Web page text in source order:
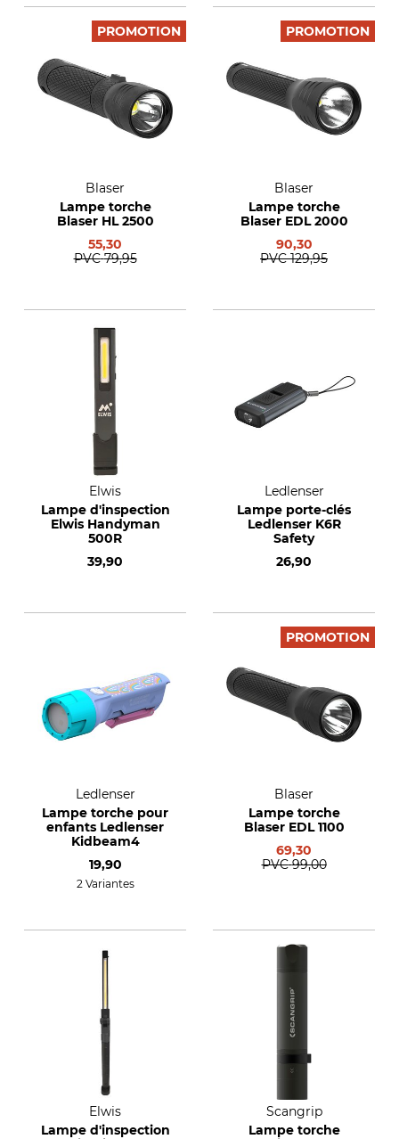
PROMOTION
Blaser
Lampe torche
Blaser HL 2500
55,30
PVC 79,95
PROMOTION
Blaser
Lampe torche
Blaser EDL 2000
90,30
PVC 129,95
Elwis
Lampe d'inspection
Elwis Handyman
500R
39,90
Ledlenser
Lampe porte-clés
Ledlenser K6R
Safety
26,90
Ledlenser
Lampe torche pour
enfants Ledlenser
Kidbeam4
19,90
2 Variantes
PROMOTION
Blaser
Lampe torche
Blaser EDL 1100
69,30
PVC 99,00
Elwis
Lampe d'inspection
Scangrip
Lampe torche